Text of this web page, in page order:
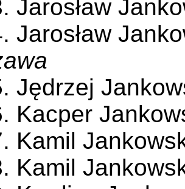
Jarosław
Jarosław
Jędrzej
Kacper
Kamil
Kamil